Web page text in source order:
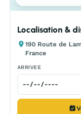
Localisation &
190 Route de
France
ARRIVEE